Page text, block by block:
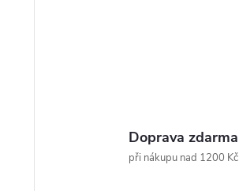
Doprava zdarma
při nákupu nad 1200 Kč